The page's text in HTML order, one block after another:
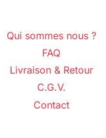
Qui sommes nous ?
FAQ
Livraison & Retour
C.G.V.
Contact